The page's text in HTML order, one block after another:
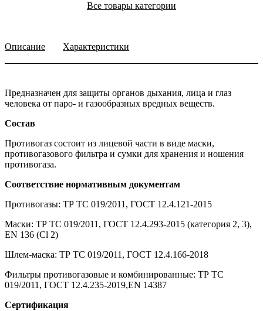
Все товары категории
Описание Характеристики
Предназначен для защиты органов дыхания, лица и глаз
человека от паро- и газообразных вредных веществ.
Состав
Противогаз состоит из лицевой части в виде маски,
противогазового фильтра и сумки для хранения и ношения
противогаза.
Соответствие нормативным документам
Противогазы: ТР ТС 019/2011, ГОСТ 12.4.121-2015
Маски: ТР ТС 019/2011, ГОСТ 12.4.293-2015 (категория 2, 3),
EN 136 (Cl 2)
Шлем-маска: ТР ТС 019/2011, ГОСТ 12.4.166-2018
Фильтры противогазовые и комбинированные: ТР ТС
019/2011, ГОСТ 12.4.235-2019,EN 14387
Сертификация